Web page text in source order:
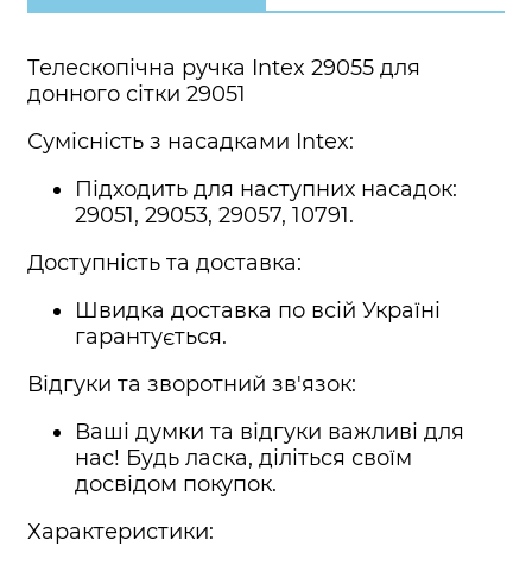
Телескопічна ручка Intex 29055 для
донного сітки 29051
Сумісність з насадками Intex:
Підходить для наступних насадок:
29051, 29053, 29057, 10791.
Доступність та доставка:
Швидка доставка по всій Україні
гарантується.
Відгуки та зворотний зв'язок:
Ваші думки та відгуки важливі для
нас! Будь ласка, діліться своїм
досвідом покупок.
Характеристики: